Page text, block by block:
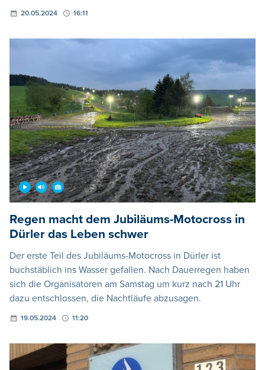
20.05.2024 16:11
Regen macht dem Jubiläums-Motocross in
Dürler das Leben schwer
Der erste Teil des Jubiläums-Motocross in Dürler ist
buchstäblich ins Wasser gefallen. Nach Dauerregen haben
sich die Organisatoren am Samstag um kurz nach 21 Uhr
dazu entschlossen, die Nachtläufe abzusagen.
19.05.2024 11:20